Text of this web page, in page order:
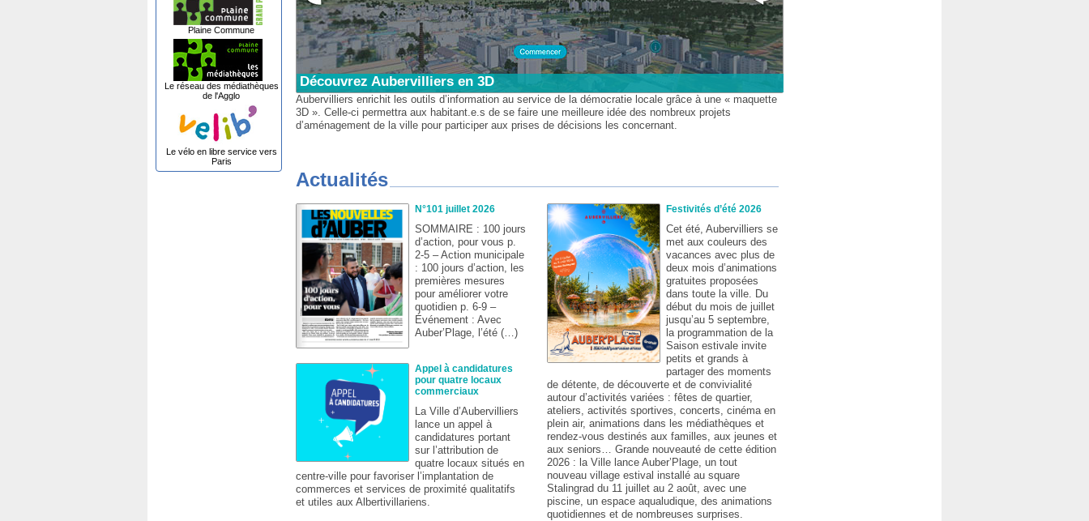
Plaine Commune
Le réseau des médiathèques
de l'Agglo
Le vélo en libre service vers
Paris
Découvrez Aubervilliers en 3D
Aubervilliers enrichit les outils d’information au service de la démocratie locale grâce à une « maquette
3D ». Celle-ci permettra aux habitant.e.s de se faire une meilleure idée des nombreux projets
d’aménagement de la ville pour participer aux prises de décisions les concernant.
Actualités
N°101 juillet 2026
SOMMAIRE : 100 jours
d’action, pour vous p.
2-5 – Action municipale
: 100 jours d’action, les
premières mesures
pour améliorer votre
quotidien p. 6-9 –
Événement : Avec
Auber’Plage, l’été (…)
Appel à candidatures
pour quatre locaux
commerciaux
La Ville d’Aubervilliers
lance un appel à
candidatures portant
sur l’attribution de
quatre locaux situés en
centre-ville pour favoriser l’implantation de
commerces et services de proximité qualitatifs
et utiles aux Albertivillariens.
Festivités d’été 2026
Cet été, Aubervilliers se
met aux couleurs des
vacances avec plus de
deux mois d’animations
gratuites proposées
dans toute la ville. Du
début du mois de juillet
jusqu’au 5 septembre,
la programmation de la
Saison estivale invite
petits et grands à
partager des moments
de détente, de découverte et de convivialité
autour d’activités variées : fêtes de quartier,
ateliers, activités sportives, concerts, cinéma en
plein air, animations dans les médiathèques et
rendez-vous destinés aux familles, aux jeunes et
aux seniors… Grande nouveauté de cette édition
2026 : la Ville lance Auber’Plage, un tout
nouveau village estival installé au square
Stalingrad du 11 juillet au 2 août, avec une
piscine, un espace aqualudique, des animations
quotidiennes et de nombreuses surprises.